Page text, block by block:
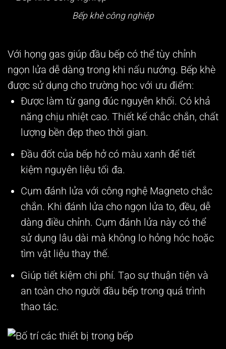
Bếp khè công nghiệp
Với họng gas giúp đầu bếp có thể tùy chỉnh
ngọn lửa dễ dàng trong khi nấu nướng. Bếp khè
được sử dụng cho trường học với ưu điểm:
Được làm từ gang đúc nguyên khối. Có khả
năng chịu nhiệt cao. Thiết kế chắc chắn, chất
lượng bền đẹp theo thời gian.
Đầu đốt của bếp hở có màu xanh để tiết
kiệm nguyên liệu tối đa.
Cụm đánh lửa với công nghệ Magneto chắc
chắn. Khi đánh lửa cho ngọn lửa to, đều, dễ
dàng điều chỉnh. Cụm đánh lửa này có thể
sử dụng lâu dài mà không lo hỏng hóc hoặc
tìm vật liệu thay thế.
Giúp tiết kiệm chi phí. Tạo sự thuận tiện và
an toàn cho người đầu bếp trong quá trình
thao tác.